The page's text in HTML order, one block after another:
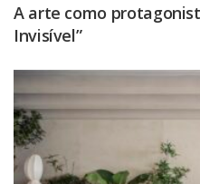
A arte como
Invisível”